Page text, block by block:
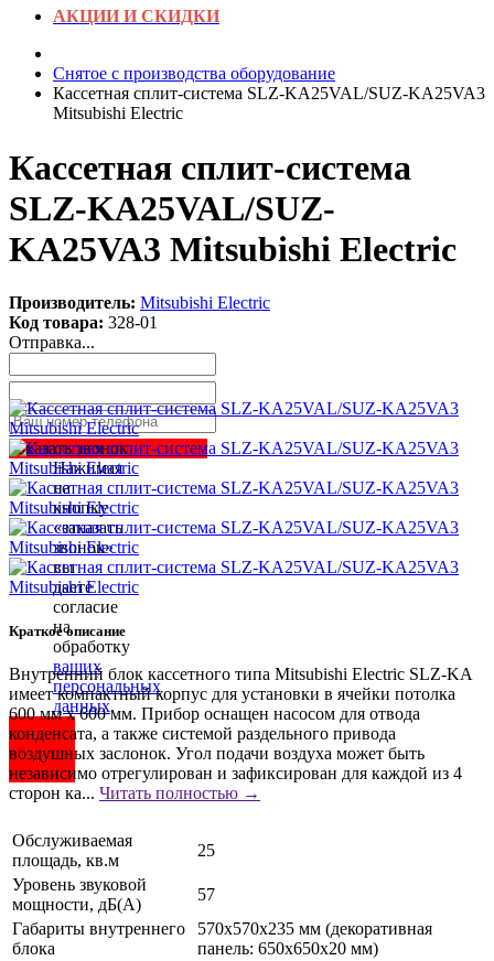
АКЦИИ И СКИДКИ
Снятое с производства оборудование
Кассетная сплит-система SLZ-KA25VAL/SUZ-KA25VA3
Mitsubishi Electric
Кассетная сплит-система
SLZ-KA25VAL/SUZ-
KA25VA3 Mitsubishi Electric
Производитель: Mitsubishi Electric
Код товара: 328-01
Отправка...
Заказать звонок
Нажимая
на
кнопку
«заказать
звонок»
вы
даете
согласие
на
обработку
ваших
персональных
данных.
Краткое описание
Внутренний блок кассетного типа Mitsubishi Electric SLZ-KA
имеет компактный корпус для установки в ячейки потолка
600 мм х 600 мм. Прибор оснащен насосом для отвода
конденсата, а также системой раздельного привода
воздушных заслонок. Угол подачи воздуха может быть
независимо отрегулирован и зафиксирован для каждой из 4
сторон ка... Читать полностью →
Обслуживаемая
площадь, кв.м
25
Уровень звуковой
мощности, дБ(А)
57
Габариты внутреннего
блока
570х570х235 мм (декоративная
панель: 650х650х20 мм)